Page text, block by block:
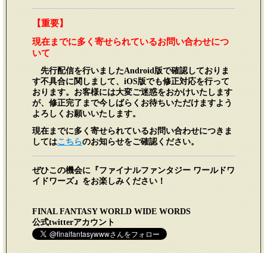
【重要】
現在までに多く寄せられているお問い合わせにつ
いて
先行配信を行いましたAndroid版で確認しておりま
す不具合に関しまして、iOS版でも修正対応を行って
おります。お客様には大変ご迷惑をおかけいたします
が、修正完了まで今しばらくお待ちいただけますよう
よろしくお願いいたします。
現在までに多く寄せられているお問い合わせにつきま
してはこちらのお知らせをご確認ください。
ぜひこの機会に『ファイナルファンタジー ワールドワ
イドワーズ』をお楽しみください！
FINAL FANTASY WORLD WIDE WORDS
公式twitterアカウント